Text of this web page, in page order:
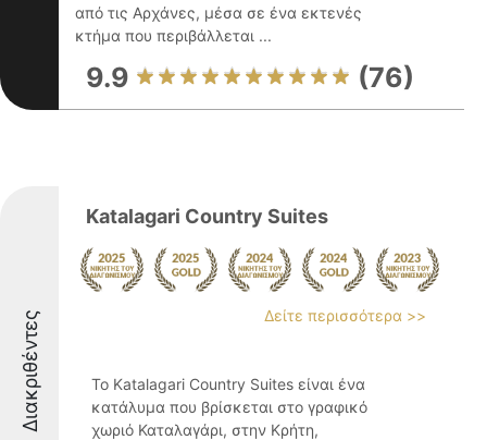
από τις Αρχάνες, μέσα σε ένα εκτενές
κτήμα που περιβάλλεται ...
9.9 (76)
Διακριθέντες
Katalagari Country Suites
Δείτε περισσότερα >>
Το Katalagari Country Suites είναι ένα
κατάλυμα που βρίσκεται στο γραφικό
χωριό Καταλαγάρι, στην Κρήτη,